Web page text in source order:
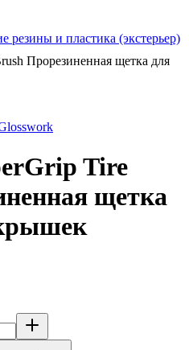
резины и пластика (экстерьер)
Прорезиненная щетка для
Tire
щетка